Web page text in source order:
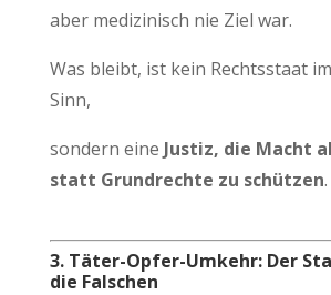
aber medizinisch nie Ziel war.
Was bleibt, ist kein Rechtsstaat
Sinn,
sondern eine Justiz, die Macht
statt Grundrechte zu schützen.
3. Täter-Opfer-Umkehr: Der
die Falschen